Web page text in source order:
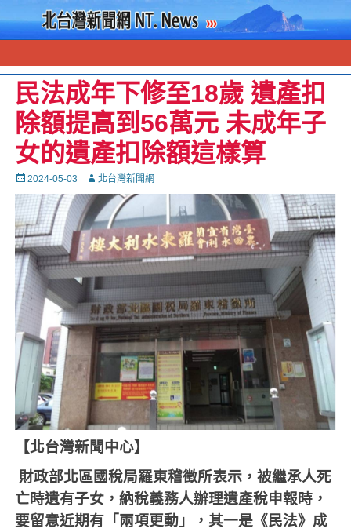
民法成年下修至18歲 遺產扣
除額提高到56萬元 未成年子
女的遺產扣除額這樣算
Posted
on
2024-05-03 Autor北台灣新聞網
【北台灣新聞中心】
財政部北區國稅局羅東稽徵所表示，被繼承人死
亡時遺有子女，納稅義務人辦理遺產稅申報時，
要留意近期有「兩項更動」，其一是《民法》成